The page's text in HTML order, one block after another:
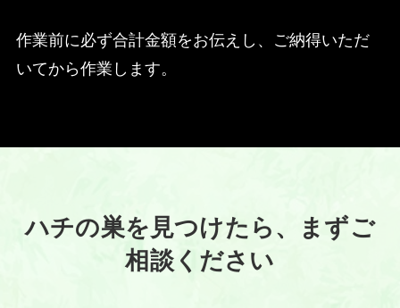
作業前に必ず合計金額をお伝えし、ご納得いただ
いてから作業します。
ハチの巣を見つけたら、まずご
相談ください